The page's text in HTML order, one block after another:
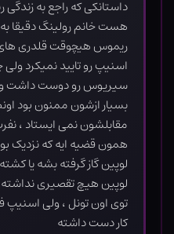
داستانکی که راجع به
هست خانم رولینگ دقیقا
ریموس هیچوقت قلدری
اسنیپ رو تایید نمیکرد
سیریوس رو دوست داشت و
بسیار ازشون ممنون بود
مقابلشون نمی ایستاد ،
همون قضیه ایه که نزدیک
لوپین گاز گرفته بشه یا
لوپین هیچ تقصیری
توی اون تونل ، ولی اسنیپ
کار دست داشته